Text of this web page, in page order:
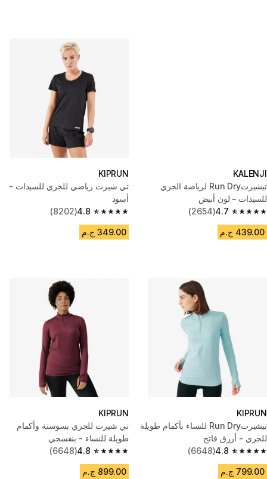
KALENJI
تيشيرتRun Dry لرياضة الجري
للسيدات – لون أبيض
4.7
4.7 out of 5 stars from 2654 reviews
(2654)
439.00 ج.م
KIPRUN
تي شيرت رياضي للجري للسيدات -
أسود
4.8
4.8 out of 5 stars from 8202 reviews
(8202)
349.00 ج.م
KIPRUN
تيشيرتRun Dry للنساء بأكمام طويلة
للجري - أزرق فاتح
4.8
4.8 out of 5 stars from 6648 reviews
(6648)
799.00 ج.م
KIPRUN
تي شيرت للجري بسوستة وأكمام
طويلة للنساء - بنفسجي
4.8
4.8 out of 5 stars from 6648 reviews
(6648)
899.00 ج.م